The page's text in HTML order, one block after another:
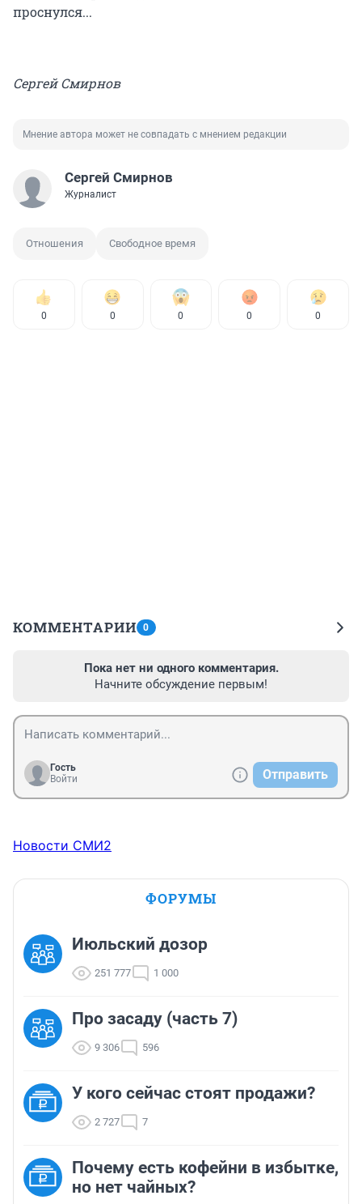
проснулся...
Сергей Смирнов
Мнение автора может не совпадать с мнением редакции
Сергей Смирнов
Журналист
Отношения Свободное время
0 0 0 0 0
КОММЕНТАРИИ 0
Пока нет ни одного комментария.
Начните обсуждение первым!
Гость
Войти
Отправить
Новости СМИ2
ФОРУМЫ
Июльский дозор
251 777 1 000
Про засаду (часть 7)
9 306 596
У кого сейчас стоят продажи?
2 727 7
Почему есть кофейни в избытке,
но нет чайных?